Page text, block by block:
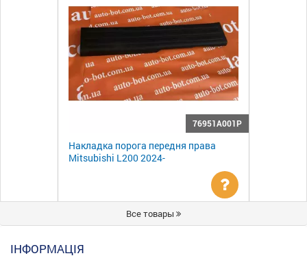
76951A001P
Накладка порога передня права
Mitsubishi L200 2024-
Уточнити
ціну
Все товары
ІНФОРМАЦІЯ